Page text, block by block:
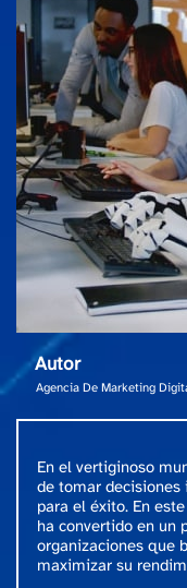
Autor
Agencia De Marketing
En el vertiginoso
de tomar decisiones
para el éxito. En
ha convertido en un
organizaciones que
maximizar su